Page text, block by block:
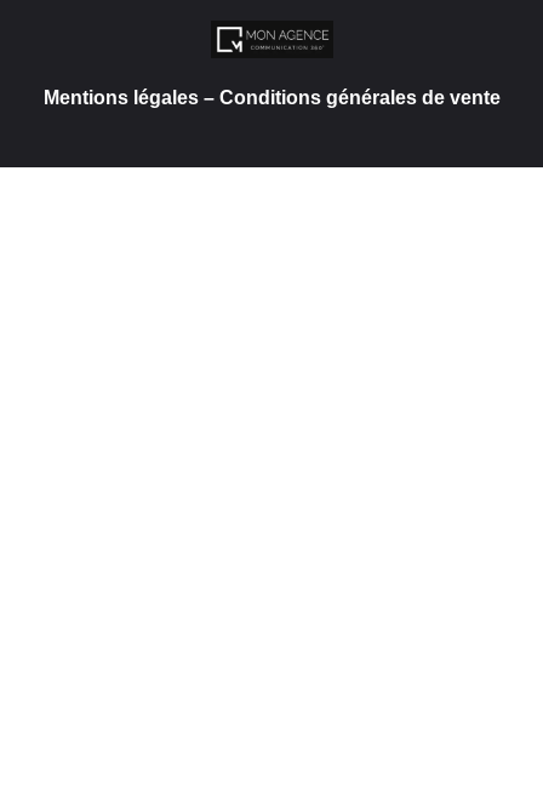
Mentions légales– Conditions générales de vente